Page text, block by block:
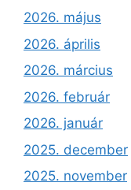
2026. május
2026. április
2026. március
2026. február
2026. január
2025. december
2025. november